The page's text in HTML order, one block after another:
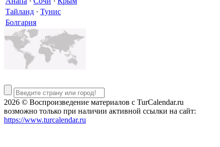
Тайланд · Тунис
Болгария
2026 © Воспроизведение материалов c TurCalendar.ru
возможно только при наличии активной ссылки на сайт:
https://www.turcalendar.ru